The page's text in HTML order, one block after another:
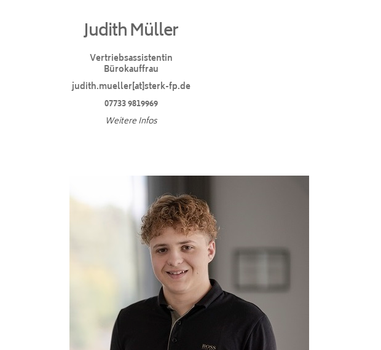
Judith Müller
Vertriebsassistentin
Bürokauffrau
judith.mueller[at]sterk-fp.de
07733 9819969
Weitere Infos